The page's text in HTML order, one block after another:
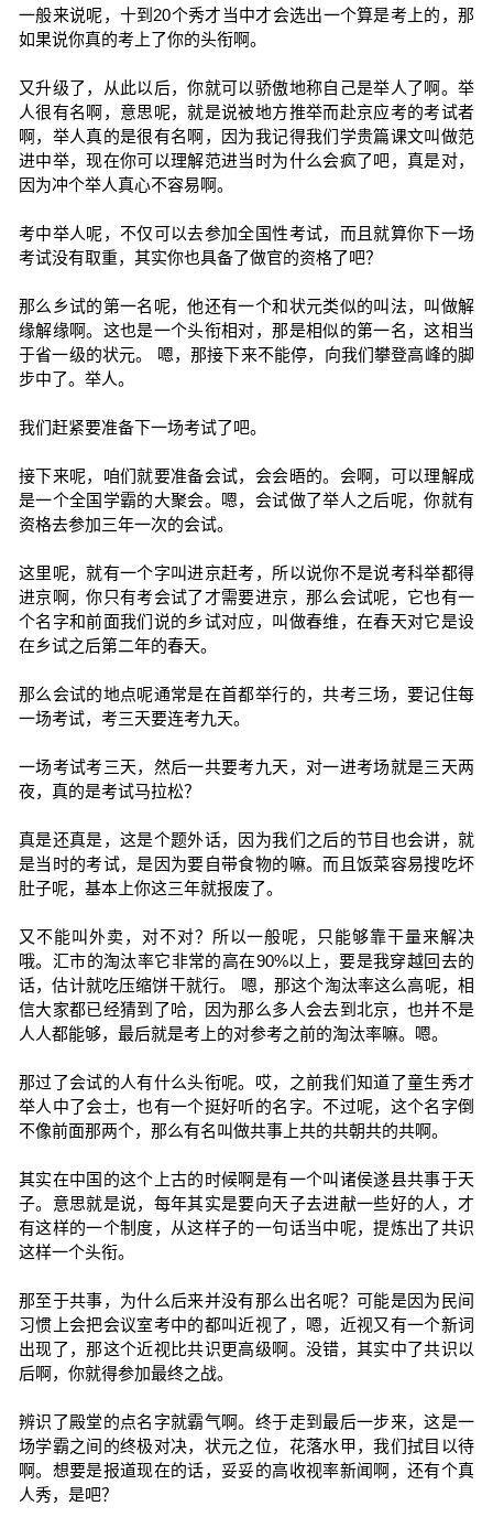
一般来说呢，十到20个秀才当中才会选出一个算是考上的，那
如果说你真的考上了你的头衔啊。
又升级了，从此以后，你就可以骄傲地称自己是举人了啊。举
人很有名啊，意思呢，就是说被地方推举而赴京应考的考试者
啊，举人真的是很有名啊，因为我记得我们学贵篇课文叫做范
进中举，现在你可以理解范进当时为什么会疯了吧，真是对，
因为冲个举人真心不容易啊。
考中举人呢，不仅可以去参加全国性考试，而且就算你下一场
考试没有取重，其实你也具备了做官的资格了吧？
那么乡试的第一名呢，他还有一个和状元类似的叫法，叫做解
缘解缘啊。这也是一个头衔相对，那是相似的第一名，这相当
于省一级的状元。 嗯，那接下来不能停，向我们攀登高峰的脚
步中了。举人。
我们赶紧要准备下一场考试了吧。
接下来呢，咱们就要准备会试，会会晤的。会啊，可以理解成
是一个全国学霸的大聚会。嗯，会试做了举人之后呢，你就有
资格去参加三年一次的会试。
这里呢，就有一个字叫进京赶考，所以说你不是说考科举都得
进京啊，你只有考会试了才需要进京，那么会试呢，它也有一
个名字和前面我们说的乡试对应，叫做春维，在春天对它是设
在乡试之后第二年的春天。
那么会试的地点呢通常是在首都举行的，共考三场，要记住每
一场考试，考三天要连考九天。
一场考试考三天，然后一共要考九天，对一进考场就是三天两
夜，真的是考试马拉松？
真是还真是，这是个题外话，因为我们之后的节目也会讲，就
是当时的考试，是因为要自带食物的嘛。而且饭菜容易搜吃坏
肚子呢，基本上你这三年就报废了。
又不能叫外卖，对不对？所以一般呢，只能够靠干量来解决
哦。汇市的淘汰率它非常的高在90%以上，要是我穿越回去的
话，估计就吃压缩饼干就行。 嗯，那这个淘汰率这么高呢，相
信大家都已经猜到了哈，因为那么多人会去到北京，也并不是
人人都能够，最后就是考上的对参考之前的淘汰率嘛。嗯。
那过了会试的人有什么头衔呢。哎，之前我们知道了童生秀才
举人中了会士，也有一个挺好听的名字。不过呢，这个名字倒
不像前面那两个，那么有名叫做共事上共的共朝共的共啊。
其实在中国的这个上古的时候啊是有一个叫诸侯遂县共事于天
子。意思就是说，每年其实是要向天子去进献一些好的人，才
有这样的一个制度，从这样子的一句话当中呢，提炼出了共识
这样一个头衔。
那至于共事，为什么后来并没有那么出名呢？可能是因为民间
习惯上会把会议室考中的都叫近视了，嗯，近视又有一个新词
出现了，那这个近视比共识更高级啊。没错，其实中了共识以
后啊，你就得参加最终之战。
辨识了殿堂的点名字就霸气啊。终于走到最后一步来，这是一
场学霸之间的终极对决，状元之位，花落水甲，我们拭目以待
啊。想要是报道现在的话，妥妥的高收视率新闻啊，还有个真
人秀，是吧？